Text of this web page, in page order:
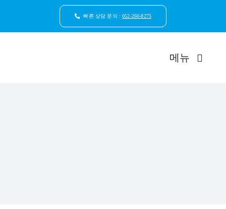
빠른 상담 문의 :052-260-8275
메뉴